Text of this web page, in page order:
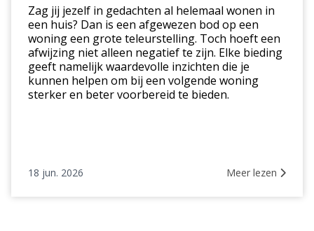
biedingen?
Zag jij jezelf in gedachten al helemaal wonen in
een huis? Dan is een afgewezen bod op een
woning een grote teleurstelling. Toch hoeft een
afwijzing niet alleen negatief te zijn. Elke bieding
geeft namelijk waardevolle inzichten die je
kunnen helpen om bij een volgende woning
sterker en beter voorbereid te bieden.
18 jun. 2026 Meer lezen